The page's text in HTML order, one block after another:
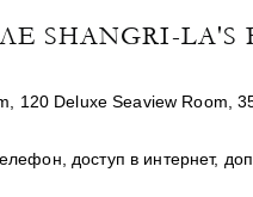
LA'S
, 120 Deluxe Seaview Room ,
доступ в интернет,